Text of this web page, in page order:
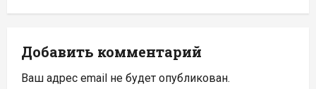
ц
и
я
Добавить комментарий
Ваш адрес email не будет опубликован.